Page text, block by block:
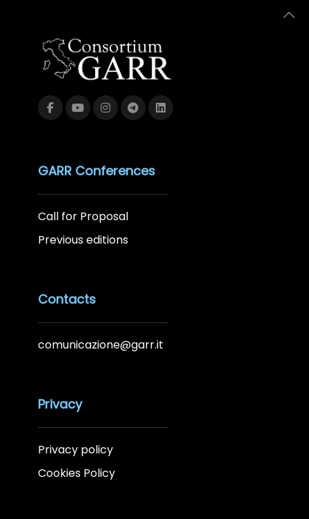
GARR Conferences
Call for Proposal
Previous editions
Contacts
comunicazione@garr.it
Privacy
Privacy policy
Cookies Policy